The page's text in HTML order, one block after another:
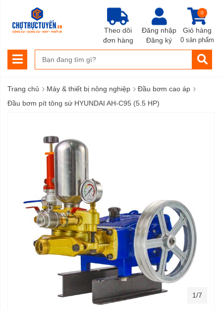
Đăng nhập
Đăng ký
Giỏ hàng
0
0 sản phẩm
Theo dõi
đơn hàng
Trang chủ › Máy & thiết bị nông nghiệp › Đầu bơm cao áp ›
Đầu bơm pít tông sứ HYUNDAI AH-C95 (5.5 HP)
1/7